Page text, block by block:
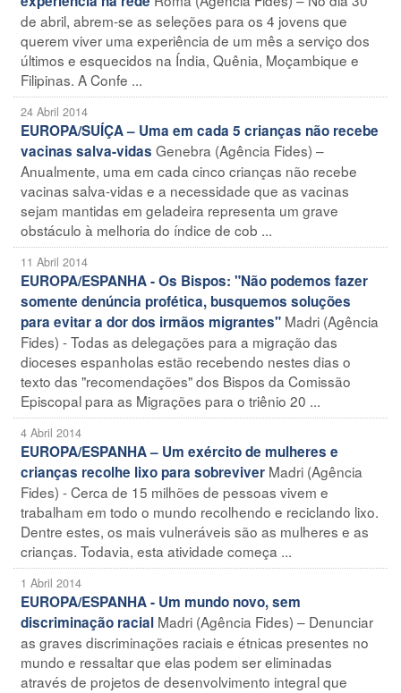
de abril, abrem-se as seleções para os 4 jovens que
querem viver uma experiência de um mês a serviço dos
últimos e esquecidos na Índia, Quênia, Moçambique e
Filipinas. A Confe ...
24 Abril 2014
EUROPA/SUÍÇA – Uma em cada 5 crianças não recebe
vacinas salva-vidas Genebra (Agência Fides) –
Anualmente, uma em cada cinco crianças não recebe
vacinas salva-vidas e a necessidade que as vacinas
sejam mantidas em geladeira representa um grave
obstáculo à melhoria do índice de cob ...
11 Abril 2014
EUROPA/ESPANHA - Os Bispos: "Não podemos fazer
somente denúncia profética, busquemos soluções
para evitar a dor dos irmãos migrantes" Madri (Agência
Fides) - Todas as delegações para a migração das
dioceses espanholas estão recebendo nestes dias o
texto das "recomendações" dos Bispos da Comissão
Episcopal para as Migrações para o triênio 20 ...
4 Abril 2014
EUROPA/ESPANHA – Um exército de mulheres e
crianças recolhe lixo para sobreviver Madri (Agência
Fides) - Cerca de 15 milhões de pessoas vivem e
trabalham em todo o mundo recolhendo e reciclando lixo.
Dentre estes, os mais vulneráveis são as mulheres e as
crianças. Todavia, esta atividade começa ...
1 Abril 2014
EUROPA/ESPANHA - Um mundo novo, sem
discriminação racial Madri (Agência Fides) – Denunciar
as graves discriminações raciais e étnicas presentes no
mundo e ressaltar que elas podem ser eliminadas
através de projetos de desenvolvimento integral que